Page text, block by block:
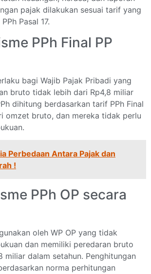
pajak dilakukan sesuai tarif yang
Pasal 17.
PPh Final PP
bagi Wajib Pajak Pribadi yang
bruto tidak lebih dari Rp4,8 miliar
dihitung berdasarkan tarif PPh Final
omzet bruto, dan mereka tidak perlu
Perbedaan Antara Pajak dan
!
PPh OP secara
oleh WP OP yang tidak
dan memiliki peredaran bruto
miliar dalam setahun. Penghitungan
norma perhitungan